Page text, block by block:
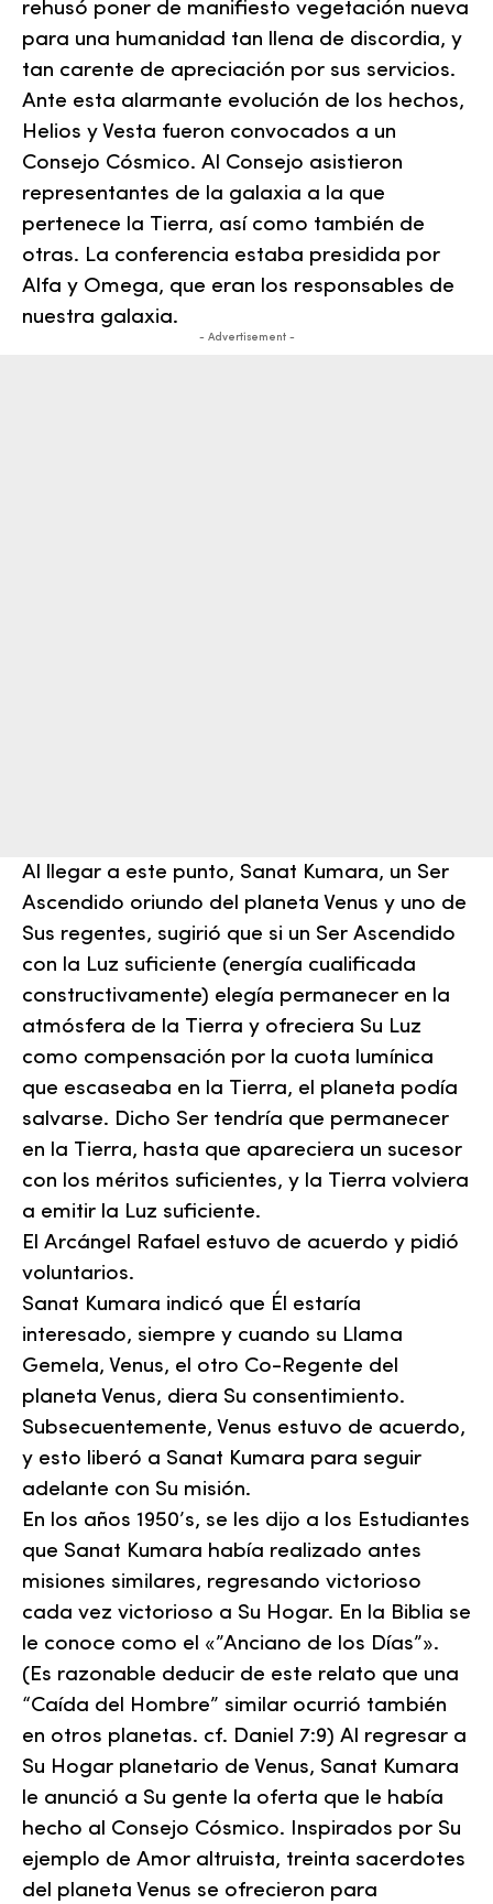
rehusó poner de manifiesto vegetación nueva
para una humanidad tan llena de discordia, y
tan carente de apreciación por sus servicios.
Ante esta alarmante evolución de los hechos,
Helios y Vesta fueron convocados a un
Consejo Cósmico. Al Consejo asistieron
representantes de la galaxia a la que
pertenece la Tierra, así como también de
otras. La conferencia estaba presidida por
Alfa y Omega, que eran los responsables de
nuestra galaxia.
- Advertisement -
Al llegar a este punto, Sanat Kumara, un Ser
Ascendido oriundo del planeta Venus y uno de
Sus regentes, sugirió que si un Ser Ascendido
con la Luz suficiente (energía cualificada
constructivamente) elegía permanecer en la
atmósfera de la Tierra y ofreciera Su Luz
como compensación por la cuota lumínica
que escaseaba en la Tierra, el planeta podía
salvarse. Dicho Ser tendría que permanecer
en la Tierra, hasta que apareciera un sucesor
con los méritos suficientes, y la Tierra volviera
a emitir la Luz suficiente.
El Arcángel Rafael estuvo de acuerdo y pidió
voluntarios.
Sanat Kumara indicó que Él estaría
interesado, siempre y cuando su Llama
Gemela, Venus, el otro Co-Regente del
planeta Venus, diera Su consentimiento.
Subsecuentemente, Venus estuvo de acuerdo,
y esto liberó a Sanat Kumara para seguir
adelante con Su misión.
En los años 1950’s, se les dijo a los Estudiantes
que Sanat Kumara había realizado antes
misiones similares, regresando victorioso
cada vez victorioso a Su Hogar. En la Biblia se
le conoce como el «”Anciano de los Días”».
(Es razonable deducir de este relato que una
“Caída del Hombre” similar ocurrió también
en otros planetas. cf. Daniel 7:9) Al regresar a
Su Hogar planetario de Venus, Sanat Kumara
le anunció a Su gente la oferta que le había
hecho al Consejo Cósmico. Inspirados por Su
ejemplo de Amor altruista, treinta sacerdotes
del planeta Venus se ofrecieron para